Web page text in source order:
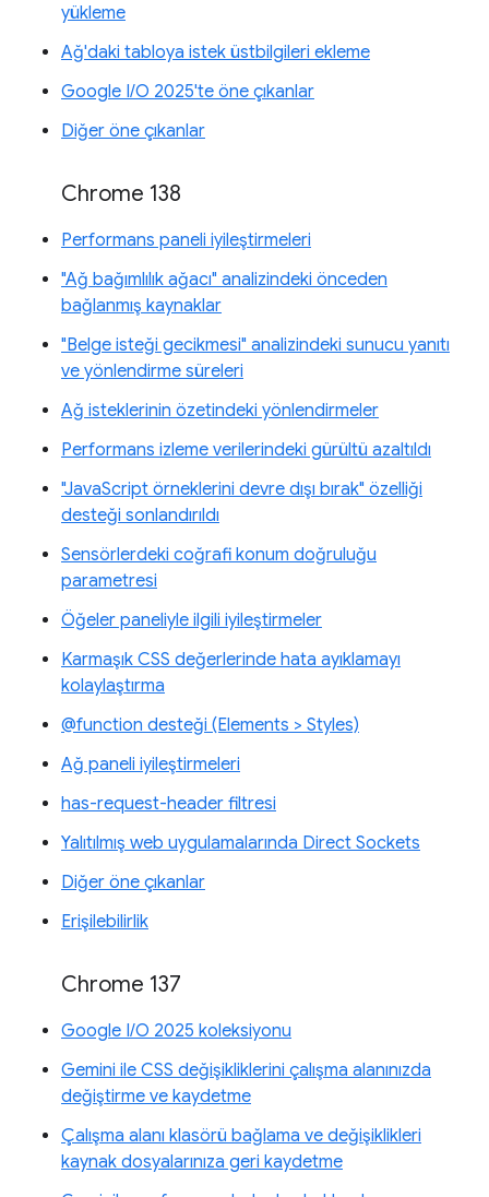
yükleme
Ağ'daki tabloya istek üstbilgileri ekleme
Google I/O 2025'te öne çıkanlar
Diğer öne çıkanlar
Chrome 138
Performans paneli iyileştirmeleri
"Ağ bağımlılık ağacı" analizindeki önceden
bağlanmış kaynaklar
"Belge isteği gecikmesi" analizindeki sunucu yanıtı
ve yönlendirme süreleri
Ağ isteklerinin özetindeki yönlendirmeler
Performans izleme verilerindeki gürültü azaltıldı
"JavaScript örneklerini devre dışı bırak" özelliği
desteği sonlandırıldı
Sensörlerdeki coğrafi konum doğruluğu
parametresi
Öğeler paneliyle ilgili iyileştirmeler
Karmaşık CSS değerlerinde hata ayıklamayı
kolaylaştırma
@function desteği (Elements > Styles)
Ağ paneli iyileştirmeleri
has-request-header filtresi
Yalıtılmış web uygulamalarında Direct Sockets
Diğer öne çıkanlar
Erişilebilirlik
Chrome 137
Google I/O 2025 koleksiyonu
Gemini ile CSS değişikliklerini çalışma alanınızda
değiştirme ve kaydetme
Çalışma alanı klasörü bağlama ve değişiklikleri
kaynak dosyalarınıza geri kaydetme